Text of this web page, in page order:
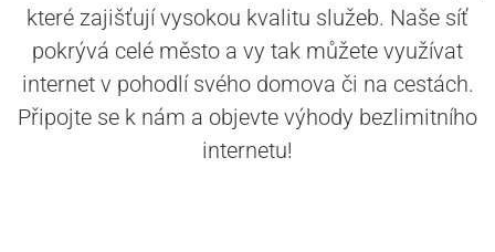
které zajišťují vysokou kvalitu služeb. Naše síť
pokrývá celé město a vy tak můžete využívat
internet v pohodlí svého domova či na cestách.
Připojte se k nám a objevte výhody bezlimitního
internetu!